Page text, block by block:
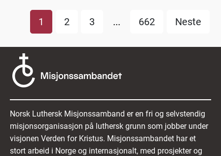
1 2 3 ... 662 Neste
Norsk Luthersk Misjonssamband er en fri og selvstendig
misjonsorganisasjon på luthersk grunn som jobber under
visjonen Verden for Kristus. Misjonssambandet har et
stort arbeid i Norge og internasjonalt, med prosjekter og